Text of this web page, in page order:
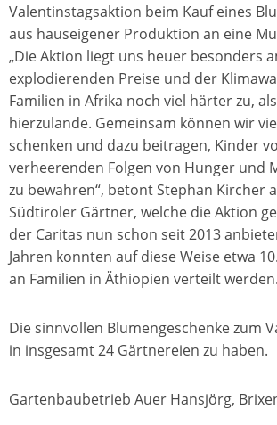
Valentinstagsaktion beim Kauf eines
aus hauseigener Produktion an eine
„Die Aktion liegt uns heuer besonders
explodierenden Preise und der
Familien in Afrika noch viel härter zu,
hierzulande. Gemeinsam können wir
schenken und dazu beitragen, Kinder
verheerenden Folgen von Hunger und
zu bewahren“, betont Stephan Kircher
Südtiroler Gärtner, welche die Aktion
der Caritas nun schon seit 2013
Jahren konnten auf diese Weise etwa
an Familien in Äthiopien verteilt werden.
Die sinnvollen Blumengeschenke zum
in insgesamt 24 Gärtnereien zu haben.
Gartenbaubetrieb Auer Hansjörg,